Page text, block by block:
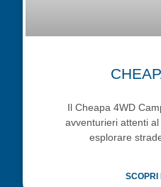
Il Cheapa 4WD
avventurieri attenti
esplorare
SCOPRI